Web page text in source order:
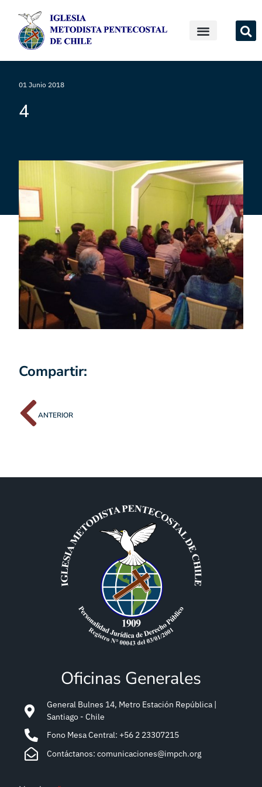
01 Junio 2018
4
Compartir:
ANTERIOR
Oficinas Generales
General Bulnes 14, Metro Estación República |
Santiago - Chile
Fono Mesa Central: +56 2 23307215
Contáctanos: comunicaciones@impch.org